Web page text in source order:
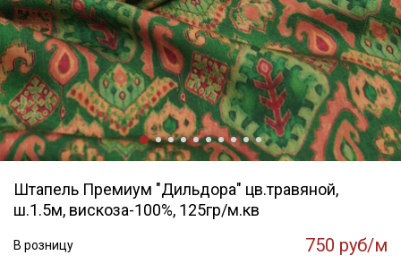
Штапель Премиум "Дильдора" цв.травяной,
ш.1.5м, вискоза-100%, 125гр/м.кв
В розницу 750 руб/м